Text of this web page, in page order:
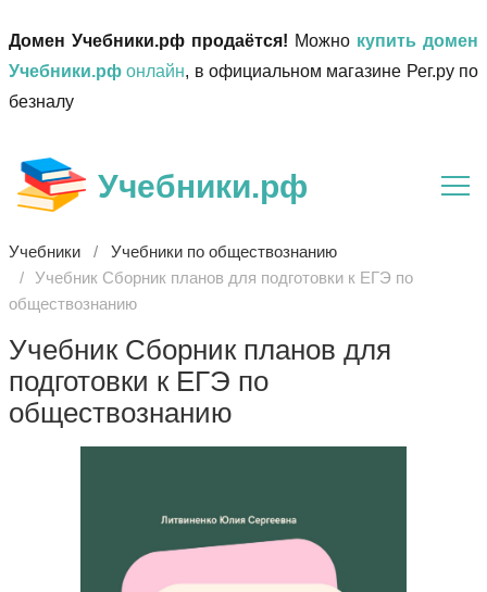
Домен Учебники.рф продаётся! Можно купить домен
Учебники.рф онлайн, в официальном магазине Рег.ру по
безналу
Учебники.рф
Учебники
Учебники по обществознанию
Учебник Сборник планов для подготовки к ЕГЭ по
обществознанию
Учебник Сборник планов для
подготовки к ЕГЭ по
обществознанию